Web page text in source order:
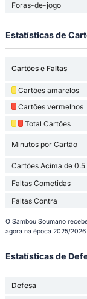
Foras-de-jogo
Estatísticas de
Cartões e Faltas
Cartões amarelos
Cartões vermelhos
Total Cartões
Minutos por Cartão
Cartões Acima de 0.5
Faltas Cometidas
Faltas Contra
O Sambou Soumano
agora na época 2025/2026
Estatísticas de
Defesa